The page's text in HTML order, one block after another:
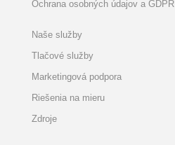
Ochrana osobných údajov a GDPR
Naše služby
Tlačové služby
Marketingová podpora
Riešenia na mieru
Zdroje